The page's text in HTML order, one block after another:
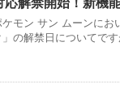
ケモン サン ムーンにお
」の解禁日についてで